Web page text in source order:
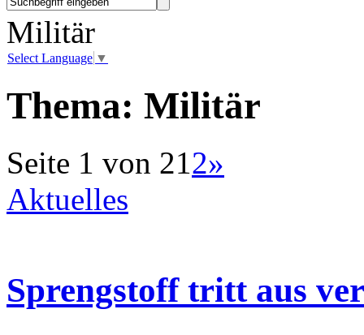
Militär
Select Language ▼
Thema: Militär
Seite 1 von 212»
Aktuelles
Sprengstoff tritt aus